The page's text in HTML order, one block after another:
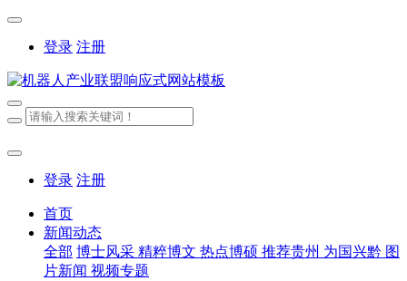
登录 注册
登录 注册
首页
新闻动态
全部 博士风采 精粹博文 热点博硕 推荐贵州 为国兴黔 图
片新闻 视频专题